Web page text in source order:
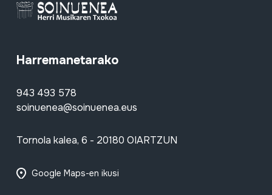
Harremanetarako
943 493 578
soinuenea@soinuenea.eus
Tornola kalea, 6 - 20180 OIARTZUN
Google Maps-en ikusi